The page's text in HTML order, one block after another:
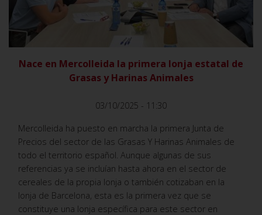
Nace en Mercolleida la primera lonja estatal de
Grasas y Harinas Animales
03/10/2025 - 11:30
Mercolleida ha puesto en marcha la primera Junta de
Precios del sector de las Grasas Y Harinas Animales de
todo el territorio español. Aunque algunas de sus
referencias ya se incluían hasta ahora en el sector de
cereales de la propia lonja o también cotizaban en la
lonja de Barcelona, esta es la primera vez que se
constituye una lonja específica para este sector en